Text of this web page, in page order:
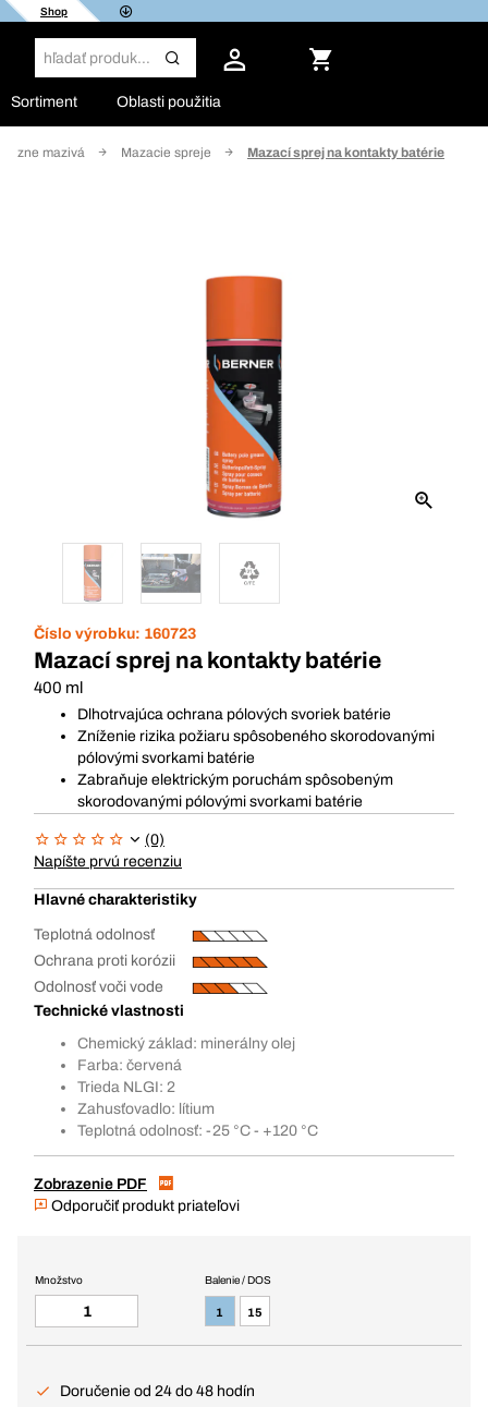
Shop
Sortiment Oblasti použitia
mazivá Mazacie spreje Mazací sprej na kontakty batérie
Číslo výrobku: 160723
Mazací sprej na kontakty batérie
400 ml
Dlhotrvajúca ochrana pólových svoriek batérie
Zníženie rizika požiaru spôsobeného skorodovanými
pólovými svorkami batérie
Zabraňuje elektrickým poruchám spôsobeným
skorodovanými pólovými svorkami batérie
(0)
Napíšte prvú recenziu
Hlavné charakteristiky
Teplotná odolnosť
Ochrana proti korózii
Odolnosť voči vode
Technické vlastnosti
Chemický základ: minerálny olej
Farba: červená
Trieda NLGI: 2
Zahusťovadlo: lítium
Teplotná odolnosť: -25 °C - +120 °C
Zobrazenie PDF
Odporučiť produkt priateľovi
Balenie / DOS
1 15
Množstvo
Doručenie od 24 do 48 hodín